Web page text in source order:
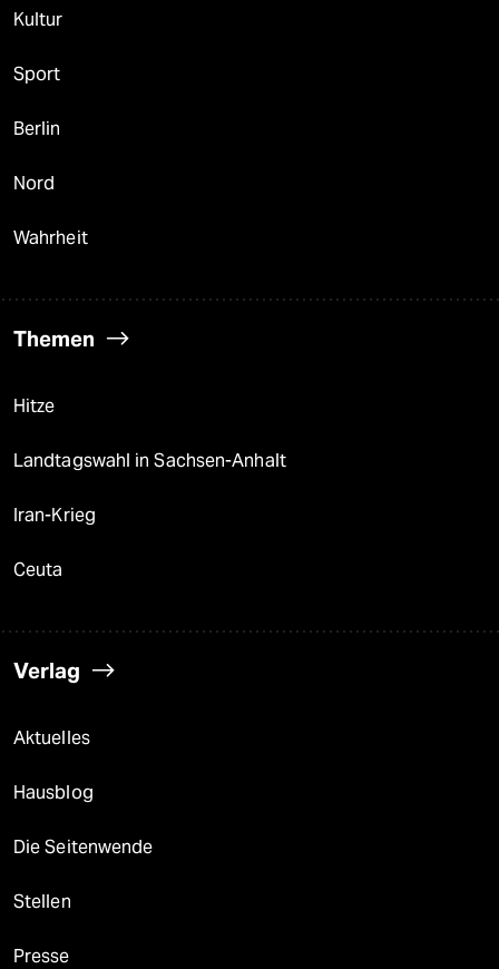
Kultur
Sport
Berlin
Nord
Wahrheit
Themen
Hitze
Landtagswahl in Sachsen-Anhalt
Iran-Krieg
Ceuta
Verlag
Aktuelles
Hausblog
Die Seitenwende
Stellen
Presse